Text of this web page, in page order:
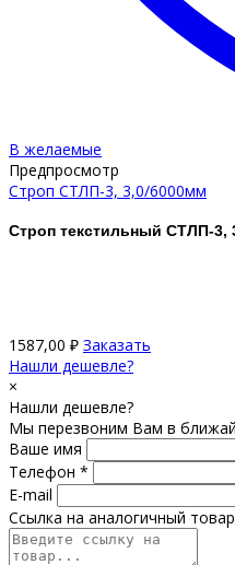
В желаемые
Предпросмотр
Строп СТЛП-3, 3,0/6000мм
Строп текстильный СТЛП-3,
1587,00 ₽ Заказать
Нашли дешевле?
×
Нашли дешевле?
Мы перезвоним Вам в
Ваше имя
Телефон *
E-mail
Ссылка на аналогичный